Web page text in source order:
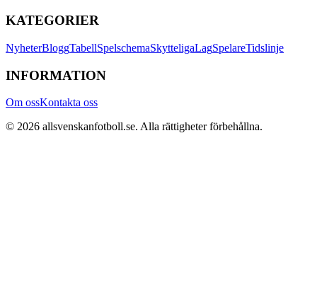
KATEGORIER
NyheterBloggTabellSpelschemaSkytteligaLagSpelareTidslinje
INFORMATION
Om ossKontakta oss
© 2026 allsvenskanfotboll.se. Alla rättigheter förbehållna.